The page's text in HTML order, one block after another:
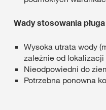
Wady stosowania
Wysoka utrata wody
zależnie od lokalizacji
Nieodpowiedni do
Potrzebna ponowna